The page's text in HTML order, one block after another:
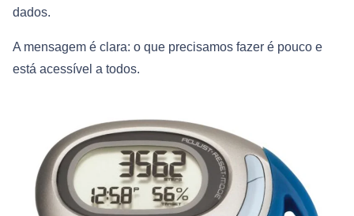
dados.
A mensagem é clara: o que precisamos fazer é pouco e
está acessível a todos.